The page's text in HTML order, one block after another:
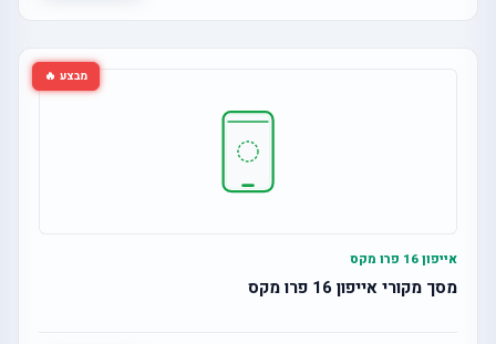
מבצע 🔥
אייפון 16 פרו מקס
מסך מקורי אייפון 16 פרו מקס